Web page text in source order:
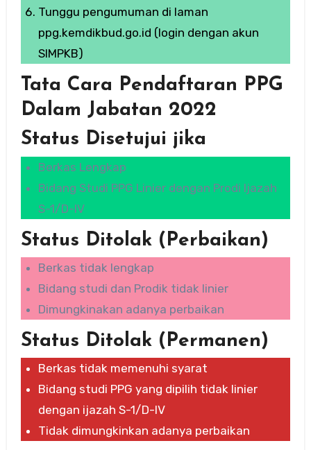
Tunggu pengumuman di laman
ppg.kemdikbud.go.id (login dengan akun
SIMPKB)
Tata Cara Pendaftaran PPG
Dalam Jabatan 2022
Status Disetujui jika
Berkas Lengkap
Bidang Studi PPG Linier dengan Prodi Ijazah
S-1/D-IV
Status Ditolak (Perbaikan)
Berkas tidak lengkap
Bidang studi dan Prodik tidak linier
Dimungkinakan adanya perbaikan
Status Ditolak (Permanen)
Berkas tidak memenuhi syarat
Bidang studi PPG yang dipilih tidak linier
dengan ijazah S-1/D-IV
Tidak dimungkinkan adanya perbaikan